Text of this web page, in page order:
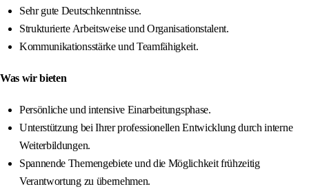
Sehr gute Deutschkenntnisse.
Strukturierte Arbeitsweise und Organisationstalent.
Kommunikationsstärke und Teamfähigkeit.
Was wir bieten
Persönliche und intensive Einarbeitungsphase.
Unterstützung bei Ihrer professionellen Entwicklung durch interne
Weiterbildungen.
Spannende Themengebiete und die Möglichkeit frühzeitig
Verantwortung zu übernehmen.